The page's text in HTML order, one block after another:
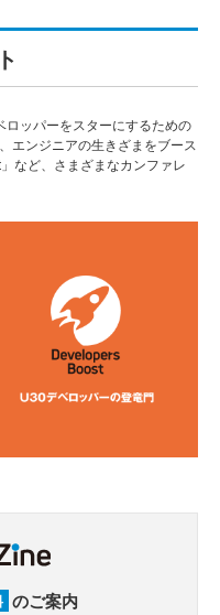
ッパーをスターにするための
エンジニアの生きざまをブース
など、さまざまなカンファレ
のご案内